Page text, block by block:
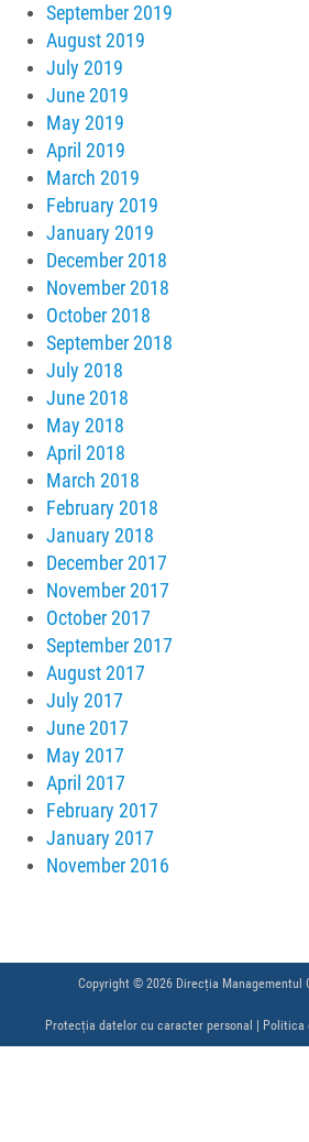
September 2019
August 2019
July 2019
June 2019
May 2019
April 2019
March 2019
February 2019
January 2019
December 2018
November 2018
October 2018
September 2018
July 2018
June 2018
May 2018
April 2018
March 2018
February 2018
January 2018
December 2017
November 2017
October 2017
September 2017
August 2017
July 2017
June 2017
May 2017
April 2017
February 2017
January 2017
November 2016
Copyright © 2026 Direcția
Protecția datelor cu caracter personal Politica